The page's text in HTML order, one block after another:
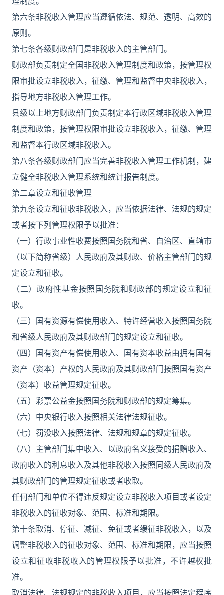
第六条非税收入管理应当遵循依法、规范、透明、高效的
原则。
第七条各级财政部门是非税收入的主管部门。
财政部负责制定全国非税收入管理制度和政策，按管理权
限审批设立非税收入，征缴、管理和监督中央非税收入，
指导地方非税收入管理工作。
县级以上地方财政部门负责制定本行政区域非税收入管理
制度和政策，按管理权限审批设立非税收入，征缴、管理
和监督本行政区域非税收入。
第八条各级财政部门应当完善非税收入管理工作机制，建
立健全非税收入管理系统和统计报告制度。
第二章设立和征收管理
第九条设立和征收非税收入，应当依据法律、法规的规定
或者按下列管理权限予以批准：
（一）行政事业性收费按照国务院和省、自治区、直辖市
（以下简称省级）人民政府及其财政、价格主管部门的规
定设立和征收。
（二）政府性基金按照国务院和财政部的规定设立和征
收。
（三）国有资源有偿使用收入、特许经营收入按照国务院
和省级人民政府及其财政部门的规定设立和征收。
（四）国有资产有偿使用收入、国有资本收益由拥有国有
资产（资本）产权的人民政府及其财政部门按照国有资产
（资本）收益管理规定征收。
（五）彩票公益金按照国务院和财政部的规定筹集。
（六）中央银行收入按照相关法律法规征收。
（七）罚没收入按照法律、法规和规章的规定征收。
（八）主管部门集中收入、以政府名义接受的捐赠收入、
政府收入的利息收入及其他非税收入按照同级人民政府及
其财政部门的管理规定征收或者收取。
任何部门和单位不得违反规定设立非税收入项目或者设定
非税收入的征收对象、范围、标准和期限。
第十条取消、停征、减征、免征或者缓征非税收入，以及
调整非税收入的征收对象、范围、标准和期限，应当按照
设立和征收非税收入的管理权限予以批准，不许越权批
准。
取消法律、法规规定的非税收入项目，应当按照法定程序